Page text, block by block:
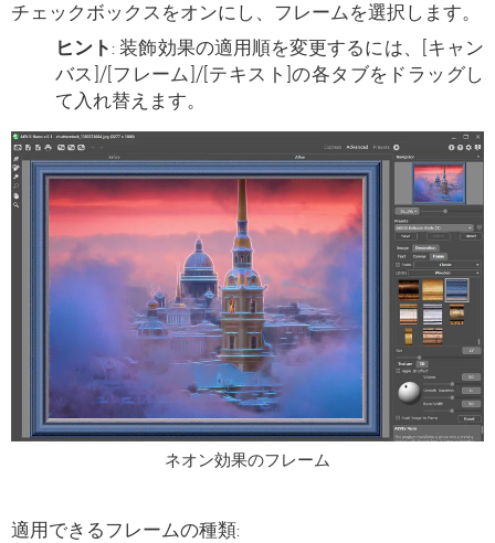
チェックボックスをオンにし、フレームを選択します。
ヒント: 装飾効果の適用順を変更するには、
[キャン
バス]/[フレーム]/[テキスト]の各タブをドラッグし
て入れ替えます。
ネオン効果のフレーム
適用できるフレームの種類: